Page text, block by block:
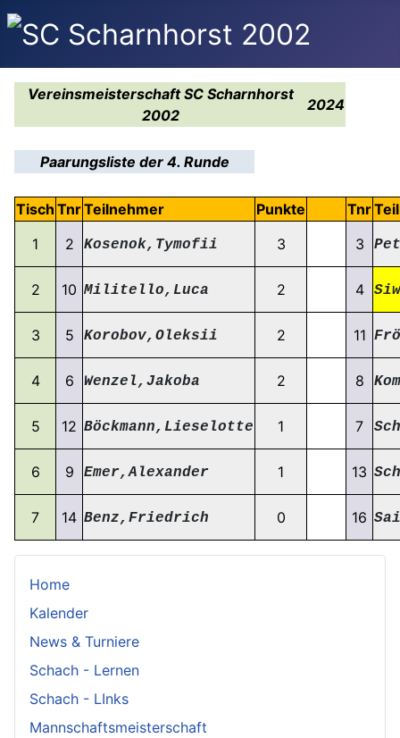
Vereinsmeisterschaft SC Scharnhorst
2002
2024
Paarungsliste der 4. Runde
Tisch TnrTeilnehmer Punkte Tnr
1
2 Kosenok,Tymofii 3 3
2 10 Militello,Luca 2 4
3 5 Korobov,Oleksii 2 11
4 6 Wenzel,Jakoba 2 8
5 12 Böckmann,Lieselotte 1 7
6 9 Emer,Alexander 1 13
7 14 Benz,Friedrich 0 16
Home
Kalender
News & Turniere
Schach - Lernen
Schach - LInks
Mannschaftsmeisterschaft